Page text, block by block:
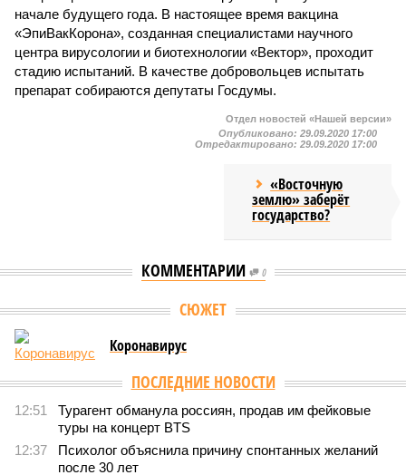
начале будущего года. В настоящее время вакцина
«ЭпиВакКорона», созданная специалистами научного
центра вирусологии и биотехнологии «Вектор», проходит
стадию испытаний. В качестве добровольцев испытать
препарат собираются депутаты Госдумы.
Отдел новостей «Нашей версии»
Опубликовано: 29.09.2020 17:00
Отредактировано: 29.09.2020 17:00
«Восточную
землю» заберёт
государство?
КОММЕНТАРИИ 0
СЮЖЕТ
Коронавирус
ПОСЛЕДНИЕ НОВОСТИ
12:51
Турагент обманула россиян, продав им фейковые
туры на концерт BTS
12:37
Психолог объяснила причину спонтанных желаний
после 30 лет